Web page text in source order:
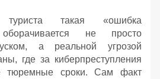
такая «ошибка
оборачивается не просто
а реальной угрозой
где за киберпреступления
тюремные сроки. Сам факт